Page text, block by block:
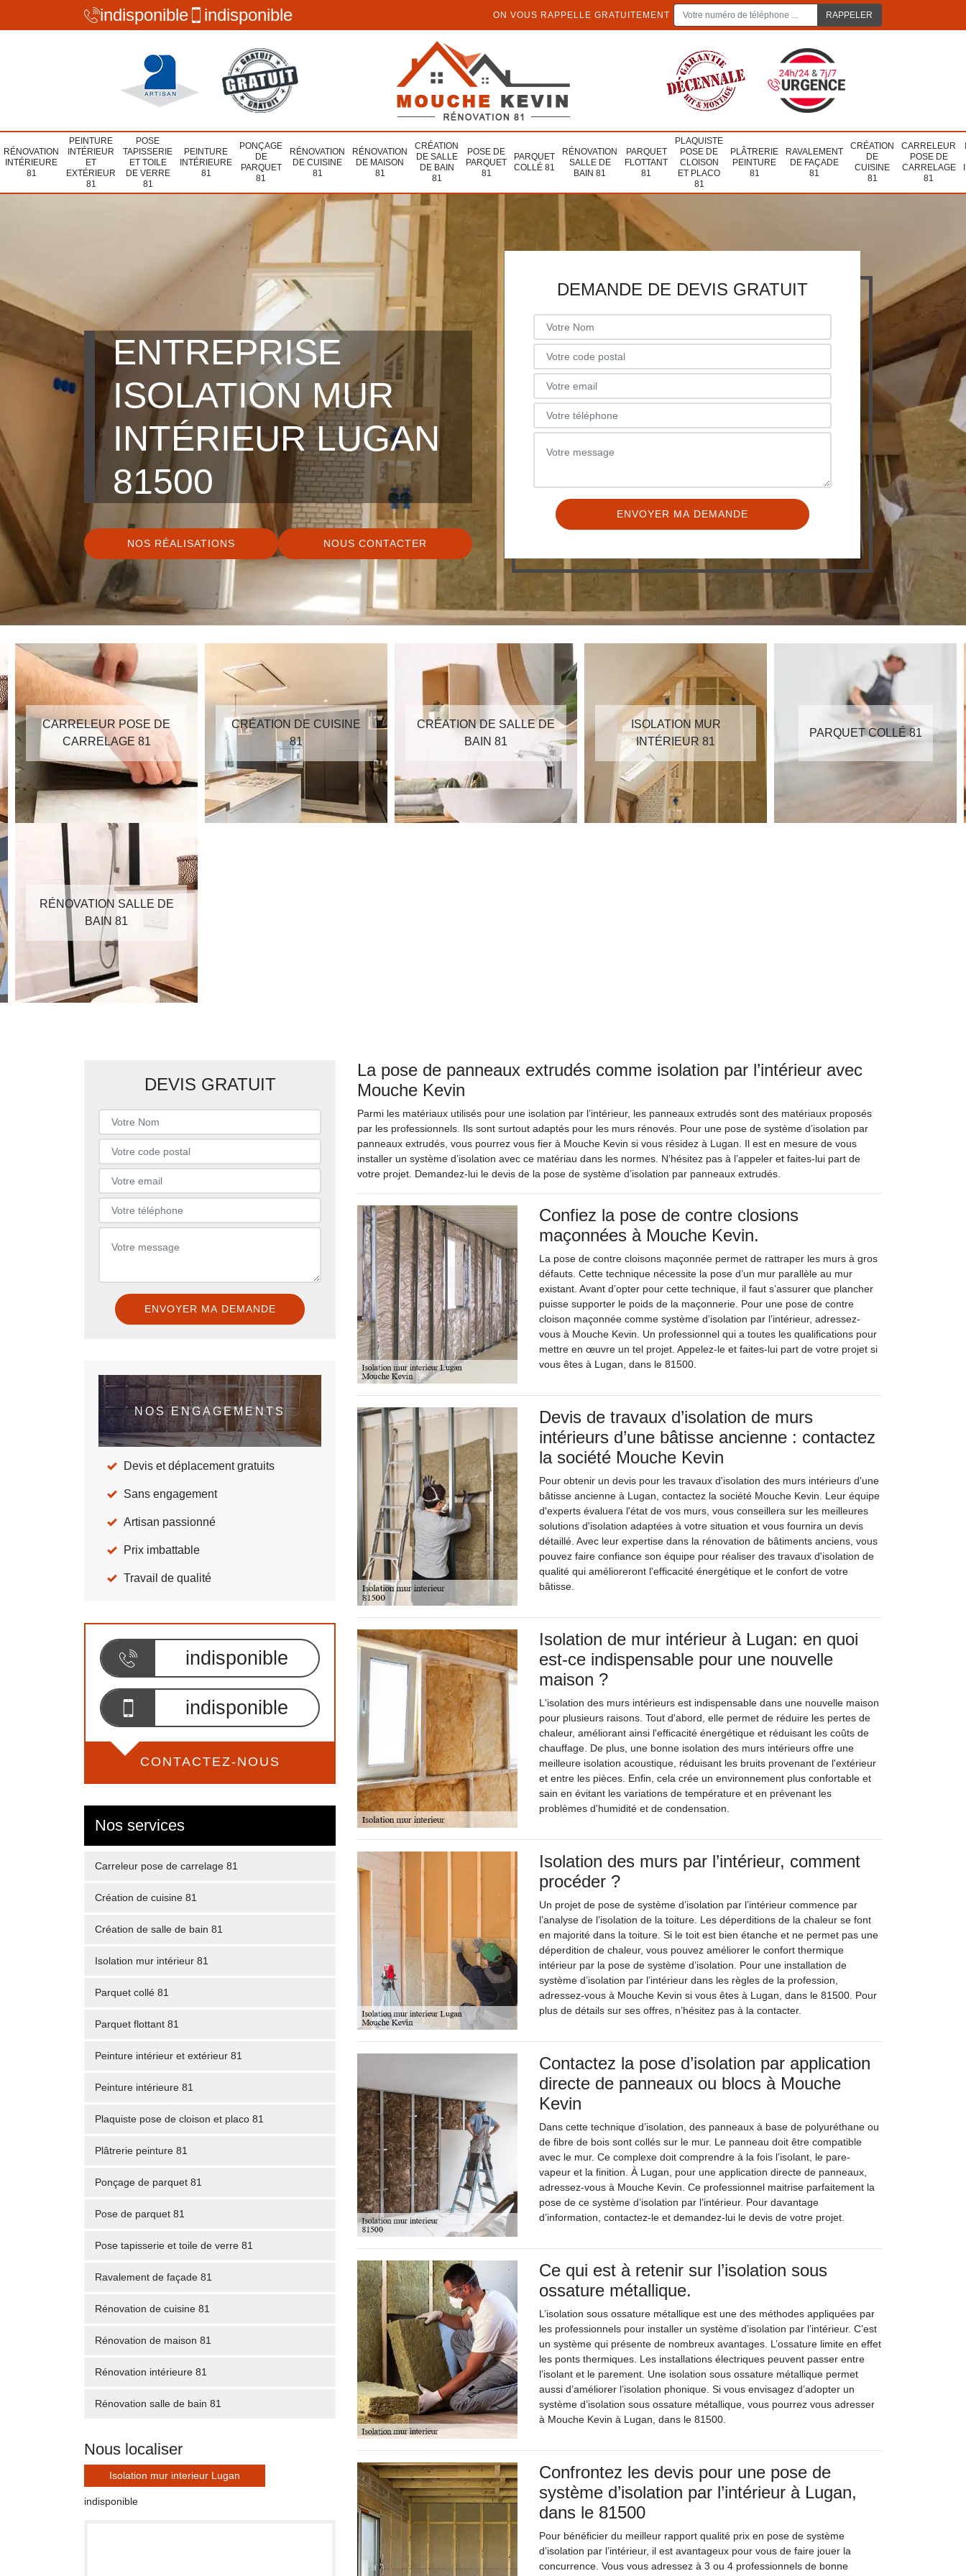
indisponible indisponible ON VOUS RAPPELLE GRATUITEMENT
RÉNOVATION
INTÉRIEURE
81
PEINTURE
INTÉRIEUR
ET
EXTÉRIEUR
81
POSE
TAPISSERIE
ET TOILE
DE VERRE
81
PEINTURE
INTÉRIEURE
81
PONÇAGE
DE
PARQUET
81
RÉNOVATION
DE CUISINE
81
RÉNOVATION
DE MAISON
81
CRÉATION
DE SALLE
DE BAIN
81
POSE DE
PARQUET
81
PARQUET
COLLÉ 81
RÉNOVATION
SALLE DE
BAIN 81
PARQUET
FLOTTANT
81
PLAQUISTE
POSE DE
CLOISON
ET PLACO
81
PLÂTRERIE
PEINTURE
81
RAVALEMENT
DE FAÇADE
81
CRÉATION
DE
CUISINE
81
CARRELEUR
POSE DE
CARRELAGE
81
ENTREPRISE
ISOLATION MUR
INTÉRIEUR LUGAN
81500
NOS RÉALISATIONS NOUS CONTACTER
DEMANDE DE DEVIS GRATUIT
CARRELEUR POSE DE
CARRELAGE 81
CRÉATION DE CUISINE
81
CRÉATION DE SALLE DE
BAIN 81
ISOLATION MUR
INTÉRIEUR 81
PARQUET COLLÉ 81
RÉNOVATION SALLE DE
BAIN 81
DEVIS GRATUIT
NOS ENGAGEMENTS
Devis et déplacement gratuits
Sans engagement
Artisan passionné
Prix imbattable
Travail de qualité
indisponible
indisponible
CONTACTEZ-NOUS
Nos services
Carreleur pose de carrelage 81
Création de cuisine 81
Création de salle de bain 81
Isolation mur intérieur 81
Parquet collé 81
Parquet flottant 81
Peinture intérieur et extérieur 81
Peinture intérieure 81
Plaquiste pose de cloison et placo 81
Plâtrerie peinture 81
Ponçage de parquet 81
Pose de parquet 81
Pose tapisserie et toile de verre 81
Ravalement de façade 81
Rénovation de cuisine 81
Rénovation de maison 81
Rénovation intérieure 81
Rénovation salle de bain 81
Nous localiser
Isolation mur interieur Lugan
indisponible
La pose de panneaux extrudés comme isolation par l’intérieur avec
Mouche Kevin
Parmi les matériaux utilisés pour une isolation par l’intérieur, les panneaux extrudés sont des matériaux proposés
par les professionnels. Ils sont surtout adaptés pour les murs rénovés. Pour une pose de système d’isolation par
panneaux extrudés, vous pourrez vous fier à Mouche Kevin si vous résidez à Lugan. Il est en mesure de vous
installer un système d’isolation avec ce matériau dans les normes. N’hésitez pas à l’appeler et faites-lui part de
votre projet. Demandez-lui le devis de la pose de système d’isolation par panneaux extrudés.
Confiez la pose de contre closions
maçonnées à Mouche Kevin.
La pose de contre cloisons maçonnée permet de rattraper les murs à gros
défauts. Cette technique nécessite la pose d’un mur parallèle au mur
existant. Avant d’opter pour cette technique, il faut s’assurer que plancher
puisse supporter le poids de la maçonnerie. Pour une pose de contre
cloison maçonnée comme système d’isolation par l’intérieur, adressez-
vous à Mouche Kevin. Un professionnel qui a toutes les qualifications pour
mettre en œuvre un tel projet. Appelez-le et faites-lui part de votre projet si
vous êtes à Lugan, dans le 81500.
Devis de travaux d’isolation de murs
intérieurs d’une bâtisse ancienne : contactez
la société Mouche Kevin
Pour obtenir un devis pour les travaux d'isolation des murs intérieurs d'une
bâtisse ancienne à Lugan, contactez la société Mouche Kevin. Leur équipe
d'experts évaluera l'état de vos murs, vous conseillera sur les meilleures
solutions d'isolation adaptées à votre situation et vous fournira un devis
détaillé. Avec leur expertise dans la rénovation de bâtiments anciens, vous
pouvez faire confiance son équipe pour réaliser des travaux d'isolation de
qualité qui amélioreront l'efficacité énergétique et le confort de votre
bâtisse.
Isolation de mur intérieur à Lugan: en quoi
est-ce indispensable pour une nouvelle
maison ?
L'isolation des murs intérieurs est indispensable dans une nouvelle maison
pour plusieurs raisons. Tout d'abord, elle permet de réduire les pertes de
chaleur, améliorant ainsi l'efficacité énergétique et réduisant les coûts de
chauffage. De plus, une bonne isolation des murs intérieurs offre une
meilleure isolation acoustique, réduisant les bruits provenant de l'extérieur
et entre les pièces. Enfin, cela crée un environnement plus confortable et
sain en évitant les variations de température et en prévenant les
problèmes d'humidité et de condensation.
Isolation des murs par l’intérieur, comment
procéder ?
Un projet de pose de système d’isolation par l’intérieur commence par
l’analyse de l’isolation de la toiture. Les déperditions de la chaleur se font
en majorité dans la toiture. Si le toit est bien étanche et ne permet pas une
déperdition de chaleur, vous pouvez améliorer le confort thermique
intérieur par la pose de système d’isolation. Pour une installation de
système d’isolation par l’intérieur dans les règles de la profession,
adressez-vous à Mouche Kevin si vous êtes à Lugan, dans le 81500. Pour
plus de détails sur ses offres, n’hésitez pas à la contacter.
Contactez la pose d’isolation par application
directe de panneaux ou blocs à Mouche
Kevin
Dans cette technique d’isolation, des panneaux à base de polyuréthane ou
de fibre de bois sont collés sur le mur. Le panneau doit être compatible
avec le mur. Ce complexe doit comprendre à la fois l’isolant, le pare-
vapeur et la finition. À Lugan, pour une application directe de panneaux,
adressez-vous à Mouche Kevin. Ce professionnel maitrise parfaitement la
pose de ce système d’isolation par l’intérieur. Pour davantage
d’information, contactez-le et demandez-lui le devis de votre projet.
Ce qui est à retenir sur l’isolation sous
ossature métallique.
L’isolation sous ossature métallique est une des méthodes appliquées par
les professionnels pour installer un système d’isolation par l’intérieur. C’est
un système qui présente de nombreux avantages. L’ossature limite en effet
les ponts thermiques. Les installations électriques peuvent passer entre
l’isolant et le parement. Une isolation sous ossature métallique permet
aussi d’améliorer l’isolation phonique. Si vous envisagez d’adopter un
système d’isolation sous ossature métallique, vous pourrez vous adresser
à Mouche Kevin à Lugan, dans le 81500.
Confrontez les devis pour une pose de
système d’isolation par l’intérieur à Lugan,
dans le 81500
Pour bénéficier du meilleur rapport qualité prix en pose de système
d’isolation par l’intérieur, il est avantageux pour vous de faire jouer la
concurrence. Vous vous adressez à 3 ou 4 professionnels de bonne